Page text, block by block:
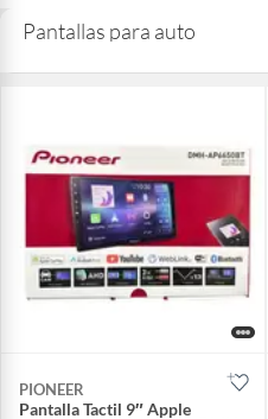
Pantallas para auto
PIONEER
Pantalla Tactil 9″ Apple